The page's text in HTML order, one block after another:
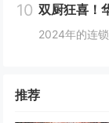
10 双厨狂喜！
推荐